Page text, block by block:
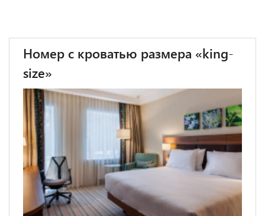
Номер с кроватью размера «king-
size»